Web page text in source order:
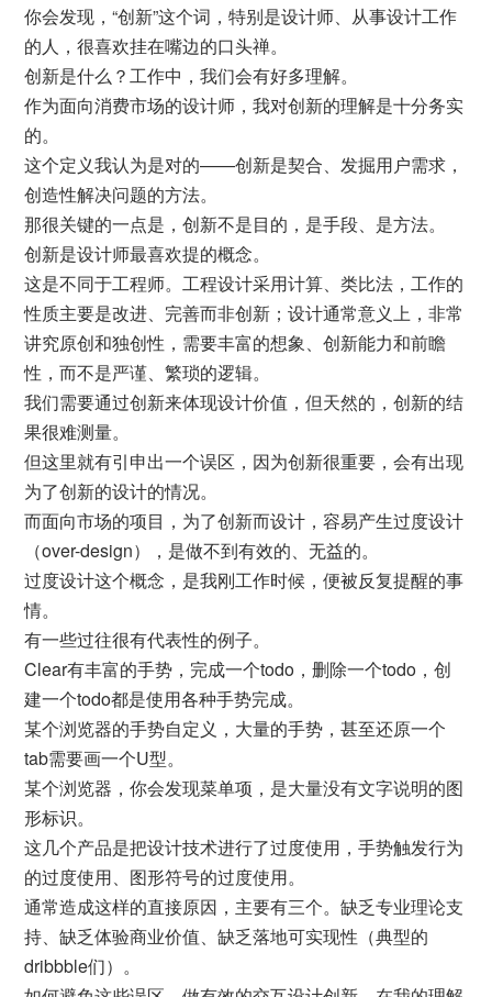
你会发现，“创新”这个词，特别是设计师、从事设计工作
的人，很喜欢挂在嘴边的口头禅。
创新是什么？工作中，我们会有好多理解。
作为面向消费市场的设计师，我对创新的理解是十分务实
的。
这个定义我认为是对的——创新是契合、发掘用户需求，
创造性解决问题的方法。
那很关键的一点是，创新不是目的，是手段、是方法。
创新是设计师最喜欢提的概念。
这是不同于工程师。工程设计采用计算、类比法，工作的
性质主要是改进、完善而非创新；设计通常意义上，非常
讲究原创和独创性，需要丰富的想象、创新能力和前瞻
性，而不是严谨、繁琐的逻辑。
我们需要通过创新来体现设计价值，但天然的，创新的结
果很难测量。
但这里就有引申出一个误区，因为创新很重要，会有出现
为了创新的设计的情况。
而面向市场的项目，为了创新而设计，容易产生过度设计
（over-design），是做不到有效的、无益的。
过度设计这个概念，是我刚工作时候，便被反复提醒的事
情。
有一些过往很有代表性的例子。
Clear有丰富的手势，完成一个todo，删除一个todo，创
建一个todo都是使用各种手势完成。
某个浏览器的手势自定义，大量的手势，甚至还原一个
tab需要画一个U型。
某个浏览器，你会发现菜单项，是大量没有文字说明的图
形标识。
这几个产品是把设计技术进行了过度使用，手势触发行为
的过度使用、图形符号的过度使用。
通常造成这样的直接原因，主要有三个。缺乏专业理论支
持、缺乏体验商业价值、缺乏落地可实现性（典型的
dribbble们）。